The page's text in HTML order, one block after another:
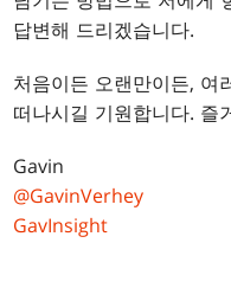
답변해 드리겠습니다.
처음이든 오랜만이든, 여
떠나시길 기원합니다. 즐
Gavin
@GavinVerhey
GavInsight